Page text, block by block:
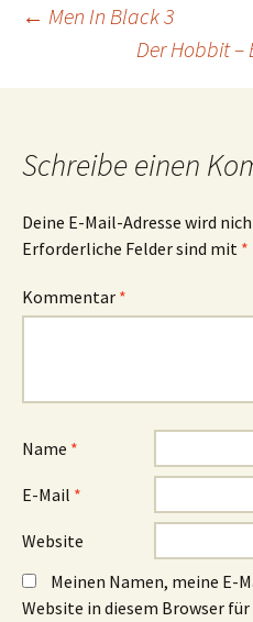
Beitrags-
← Men In Black 3
Der Hobbit –
Schreibe einen
Deine E-Mail-Adresse wird
Erforderliche Felder sind mit *
Kommentar *
Name *
E-Mail *
Website
Meinen Namen, meine E-
Website in diesem Browser